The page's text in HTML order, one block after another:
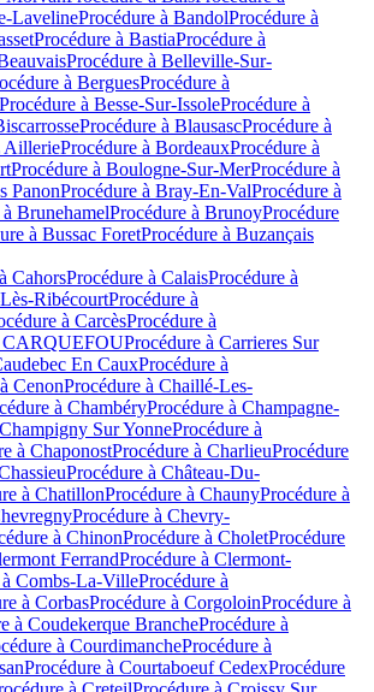
LavelineProcédure à BandolProcédure à
Procédure à BastiaProcédure à
Procédure à Belleville-Sur-
à BerguesProcédure à
Procédure à Besse-Sur-IssoleProcédure à
Procédure à BlausascProcédure à
AillerieProcédure à BordeauxProcédure à
Procédure à Boulogne-Sur-MerProcédure à
PanonProcédure à Bray-En-ValProcédure à
BrunehamelProcédure à BrunoyProcédure
à Bussac ForetProcédure à Buzançais
CahorsProcédure à CalaisProcédure à
RibécourtProcédure à
à CarcèsProcédure à
CARQUEFOUProcédure à Carrieres Sur
En CauxProcédure à
CenonProcédure à Chaillé-Les-
à ChambéryProcédure à Champagne-
Champigny Sur YonneProcédure à
à ChaponostProcédure à CharlieuProcédure
Procédure à Château-Du-
à ChatillonProcédure à ChaunyProcédure à
Procédure à Chevry-
à ChinonProcédure à CholetProcédure
FerrandProcédure à Clermont-
Combs-La-VilleProcédure à
à CorbasProcédure à CorgoloinProcédure à
à Coudekerque BrancheProcédure à
à CourdimancheProcédure à
Procédure à Courtaboeuf CedexProcédure